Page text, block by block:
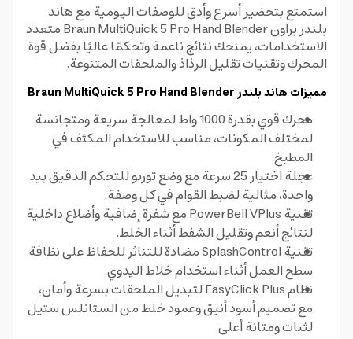
استمتع بتحضير أسرع وأدق للوصفات اليومية مع هاند
بلندر براون Braun MultiQuick 5 Pro Hand Blender متعدد
الاستخدامات، يمنحك نتائج ناعمة وتحكمًا عاليًا بفضل قوة
المحرك وتقنيات تقليل الرذاذ والملحقات المتنوعة.
مميزات هاند بلندر Braun MultiQuick 5 Pro Hand Blender
محرك قوي بقدرة 1000 واط لمعالجة سريعة ومتجانسة
لمختلف المكونات، مناسب للاستخدام المكثف في
المطبخ.
عجلة اختيار 25 سرعة مع وضع توربو للتحكم الدقيق بيد
واحدة، مثالية لضبط القوام في كل وصفة.
تقنية PowerBell VPlus مع شفرة إضافية وأضلاع داخلية
لنتائج أنعم وتقليل الشفط أثناء الخلط.
تقنية SplashControl مضادة للتناثر للحفاظ على نظافة
سطح العمل أثناء استخدام خلاط اليدوي.
نظام EasyClick Plus لتبديل الملحقات بسرعة وأمان،
مع تصميم أسود أنيق وعمود خلط من الستانلس ستيل
لثبات ومتانة أعلى.